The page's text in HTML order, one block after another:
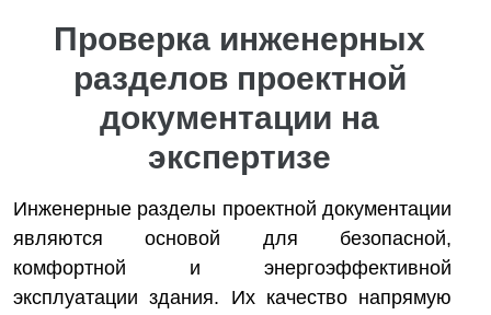
Проверка инженерных
разделов проектной
документации на
экспертизе
Инженерные разделы проектной документации
являются основой для безопасной,
комфортной и энергоэффективной
эксплуатации здания. Их качество напрямую